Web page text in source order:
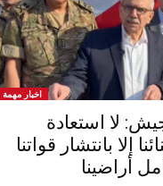
اخبار مهمة
لا استعادة
إلا بانتشار قواتنا
أراضينا